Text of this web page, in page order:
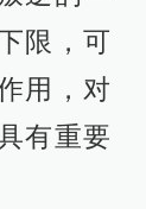
限，可
用，对
有重要